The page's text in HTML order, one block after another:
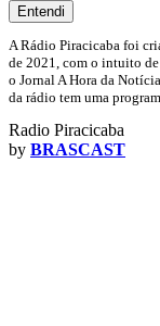
Entendi
A Rádio Piracicaba foi
de 2021, com o intuito
o Jornal A Hora da
da rádio tem uma
Radio Piracicaba
by BRASCAST